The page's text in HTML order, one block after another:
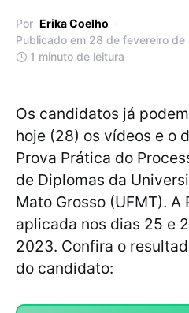
Por Erika Coelho
Publicado em 28 de fevereiro de
1 minuto de leitura
Os candidatos já
hoje (28) os vídeos e o
Prova Prática do
de Diplomas da
Mato Grosso (UFMT). A
aplicada nos dias 25 e
2023. Confira o
do candidato: